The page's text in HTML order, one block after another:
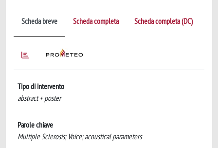
Scheda breve Scheda completa Scheda completa (DC)
Tipo di intervento
abstract + poster
Parole chiave
Multiple Sclerosis; Voice; acoustical parameters